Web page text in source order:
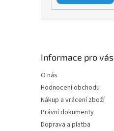
Informace pro vás
O nás
Hodnocení obchodu
Nákup a vrácení zboží
Právní dokumenty
Doprava a platba